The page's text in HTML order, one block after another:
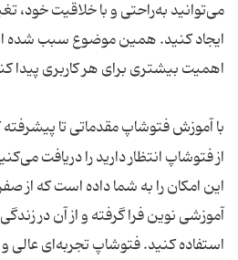
می‌توانید به‌راحتی و با خلاقیت خود،
ایجاد کنید. همین موضوع سبب شده
اهمیت بیشتری برای هر کاربری پیدا
با آموزش فتوشاپ مقدماتی تا
از فتوشاپ انتظار دارید را دریافت
این امکان را به شما داده است که از
آموزشی نوین فرا گرفته و از آن در
استفاده کنید. فتوشاپ تجربه‌ای